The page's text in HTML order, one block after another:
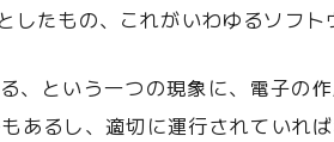
たもの、これがいわゆるソフト
という一つの現象に、電子の
るし、適切に運行されていれ